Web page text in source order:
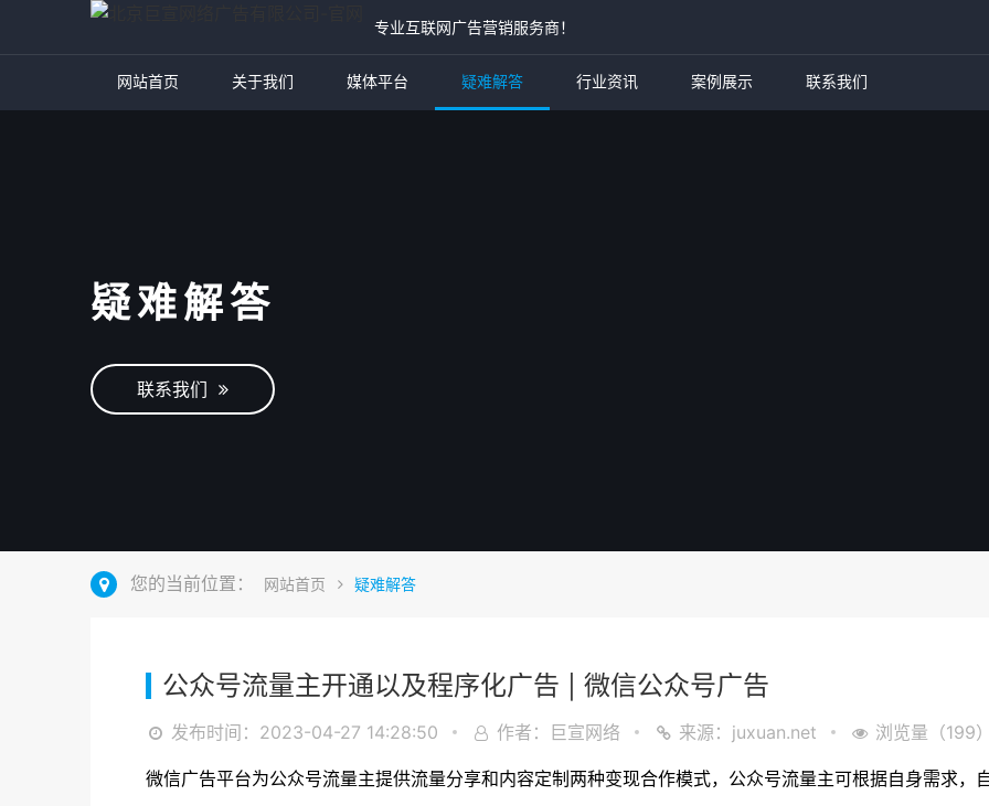
专业互联网广告营销服务商！
网站首页 关于我们 媒体平台 疑难解答 行业资讯 案例展示 联系我们
疑难解答
联系我们
您的当前位置： 网站首页 疑难解答
公众号流量主开通以及程序化广告 | 微信公众号广告
发布时间：2023-04-27 14:28:50 作者：巨宣网络 来源：juxuan.net 浏览量（199
微信广告平台为公众号流量主提供流量分享和内容定制两种变现合作模式，公众号流量主可根据自身需求，